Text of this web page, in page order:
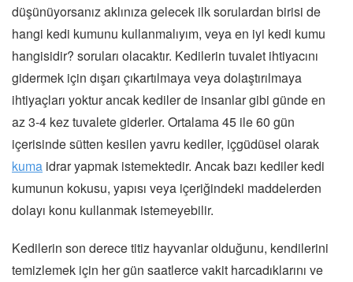
düşünüyorsanız aklınıza gelecek ilk sorulardan birisi de
hangi kedi kumunu kullanmalıyım, veya en iyi kedi kumu
hangisidir? soruları olacaktır. Kedilerin tuvalet ihtiyacını
gidermek için dışarı çıkartılmaya veya dolaştırılmaya
ihtiyaçları yoktur ancak kediler de insanlar gibi günde en
az 3-4 kez tuvalete giderler. Ortalama 45 ile 60 gün
içerisinde sütten kesilen yavru kediler, içgüdüsel olarak
kuma idrar yapmak istemektedir. Ancak bazı kediler kedi
kumunun kokusu, yapısı veya içeriğindeki maddelerden
dolayı konu kullanmak istemeyebilir.
Kedilerin son derece titiz hayvanlar olduğunu, kendilerini
temizlemek için her gün saatlerce vakit harcadıklarını ve